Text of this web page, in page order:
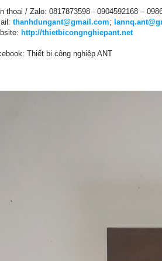
thoại / Zalo: 0817873598 - 0904592168 –
thanhdungant@gmail.com;
http://thietbicongnghiepant.net
Thiết bị công nghiệp ANT